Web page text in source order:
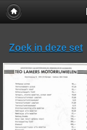
Zoek in deze set